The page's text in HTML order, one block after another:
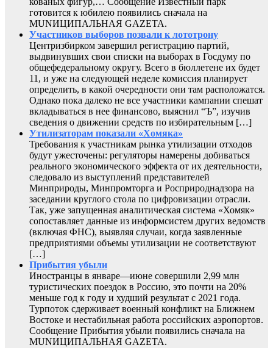
готовится к юбилею появились сначала на
MUNИЦИПАЛЬНАЯ GAZЕТА.
Участников выборов позвали к лототрону
Центризбирком завершил регистрацию партий,
выдвинувших свои списки на выборах в Госдуму по
общефедеральному округу. Всего в бюллетене их будет
11, и уже на следующей неделе комиссия планирует
определить, в какой очередности они там расположатся.
Однако пока далеко не все участники кампании спешат
вкладываться в нее финансово, выяснил “Ъ”, изучив
сведения о движении средств по избирательным […]
Утилизаторам показали «Хомяка»
Требования к участникам рынка утилизации отходов
будут ужесточены: регуляторы намерены добиваться
реального экономического эффекта от их деятельности,
следовало из выступлений представителей
Минприроды, Минпромторга и Росприроднадзора на
заседании круглого стола по цифровизации отрасли.
Так, уже запущенная аналитическая система «Хомяк»
сопоставляет данные из информсистем других ведомств
(включая ФНС), выявляя случаи, когда заявленные
предприятиями объемы утилизации не соответствуют
[…]
Прибытия убыли
Иностранцы в январе—июне совершили 2,99 млн
туристических поездок в Россию, это почти на 20%
меньше год к году и худший результат с 2021 года.
Турпоток сдерживает военный конфликт на Ближнем
Востоке и нестабильная работа российских аэропортов.
Сообщение Прибытия убыли появились сначала на
MUNИЦИПАЛЬНАЯ GAZЕТА.